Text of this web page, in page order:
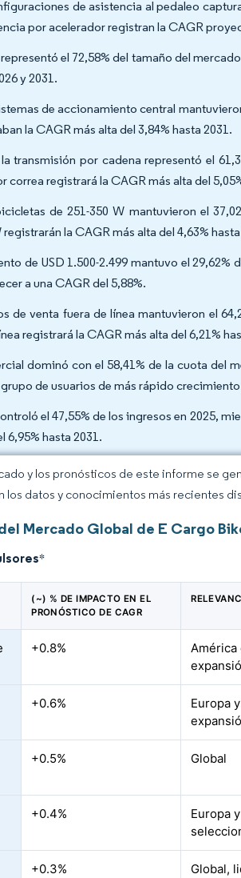
de asistencia al pedaleo
por acelerador registran la CAGR
el 72,58% del tamaño del
y 2031.
de accionamiento central
la CAGR más alta del 3,84% hasta 2031.
transmisión por cadena representó el
correa registrará la CAGR más alta del
de 251-350 W mantuvieron el
la CAGR más alta del 4,63%
de USD 1.500-2.499 mantuvo el 29,62%
a una CAGR del 5,88%.
de venta fuera de línea mantuvieron el
registrará la CAGR más alta del 6,21%
dominó con el 58,41% de la cuota del
de usuarios de más rápido crecimiento
el 47,55% de los ingresos en 2025,
hasta 2031.
y los pronósticos de este informe se
los datos y conocimientos más recientes
Mercado Global de E Cargo
*
(~) % DE IMPACTO EN EL
PRONÓSTICO DE CAGR
+0.8%
América
+0.6%
Europa
+0.5% Global
+0.4%
Europa
+0.3%
Global,